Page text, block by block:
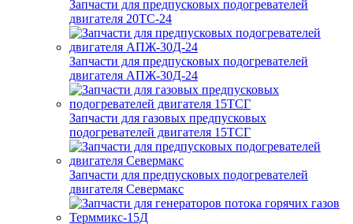
Запчасти для предпусковых подогревателей
двигателя 20ТС-24
Запчасти для предпусковых подогревателей
двигателя АПЖ-30Д-24
Запчасти для газовых предпусковых
подогревателей двигателя 15ТСГ
Запчасти для предпусковых подогревателей
двигателя Севермакс